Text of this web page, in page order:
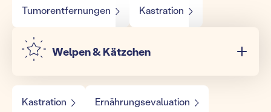
Tumorentfernungen Kastration
Welpen & Kätzchen
Kastration Ernährungsevaluation